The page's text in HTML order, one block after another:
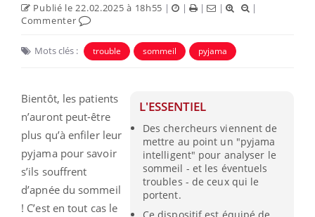
Publié le 22.02.2025 à 18h55 | | | |
|
Commenter
Mots clés : trouble sommeil pyjama
L'ESSENTIEL
Des chercheurs viennent de
mettre au point un "pyjama
intelligent" pour analyser le
sommeil - et les éventuels
troubles - de ceux qui le
portent.
Bientôt, les patients
n’auront peut-être
plus qu’à enfiler leur
pyjama pour savoir
s’ils souffrent
d’apnée du sommeil
! C’est en tout cas le